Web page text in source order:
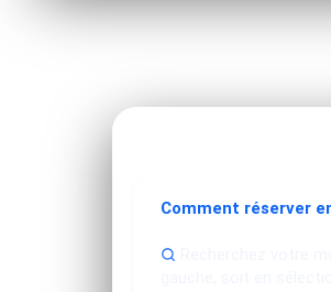
Comment réserver